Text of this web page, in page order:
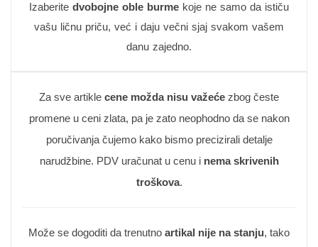
Izaberite dvobojne oble burme koje ne samo da ističu
vašu ličnu priču, već i daju večni sjaj svakom vašem
danu zajedno.
Za sve artikle cene možda nisu važeće zbog česte
promene u ceni zlata, pa je zato neophodno da se nakon
poručivanja čujemo kako bismo precizirali detalje
narudžbine. PDV uračunat u cenu i nema skrivenih
troškova.
Može se dogoditi da trenutno artikal nije na stanju, tako